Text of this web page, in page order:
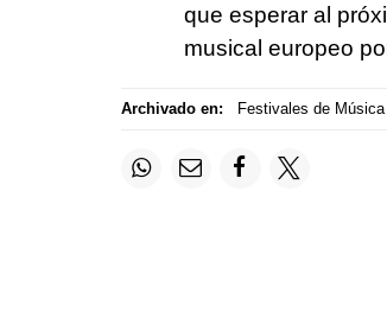
que esperar al
musical europeo
Archivado en: Festivales de Música